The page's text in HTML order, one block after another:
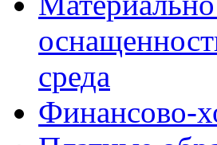
среда
Финансово-